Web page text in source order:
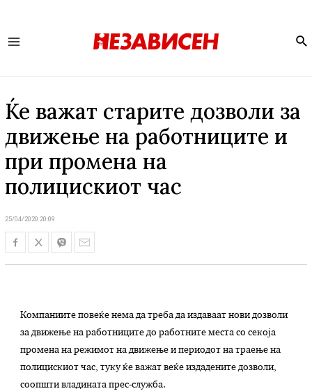
Ќе важат старите дозволи за
движење на работниците и
при промена на
полицискиот час
25/04/2020 20:09
Компаниите повеќе нема да треба да издаваат нови дозволи
за движење на работниците до работните места со секоја
промена на режимот на движење и периодот на траење на
полицискиот час, туку ќе важат веќе издадените дозволи,
соопшти владината прес-служба.